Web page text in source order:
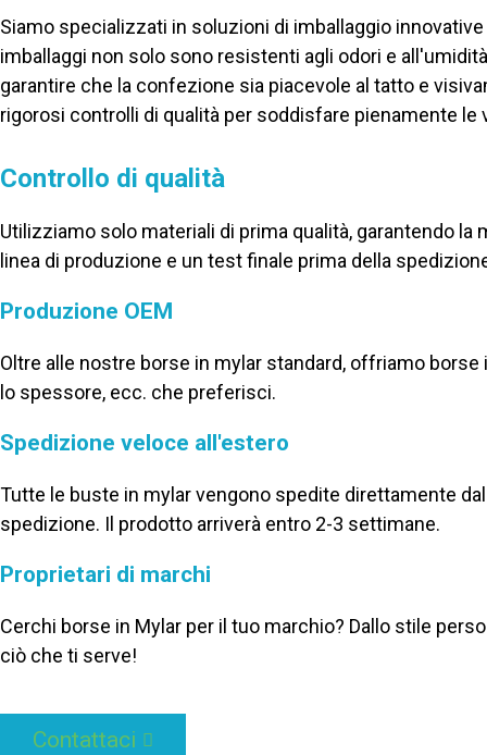
Siamo specializzati in soluzioni di imballaggio
imballaggi non solo sono resistenti agli odori e
garantire che la confezione sia piacevole al tatto e
rigorosi controlli di qualità per soddisfare pienamente
Controllo di qualità
Utilizziamo solo materiali di prima qualità, garantendo
linea di produzione e un test finale prima della
Produzione OEM
Oltre alle nostre borse in mylar standard, offriamo
lo spessore, ecc. che preferisci.
Spedizione veloce all'estero
Tutte le buste in mylar vengono spedite direttamente
spedizione. Il prodotto arriverà entro 2-3 settimane.
Proprietari di marchi
Cerchi borse in Mylar per il tuo marchio? Dallo stile
ciò che ti serve!
Contattaci